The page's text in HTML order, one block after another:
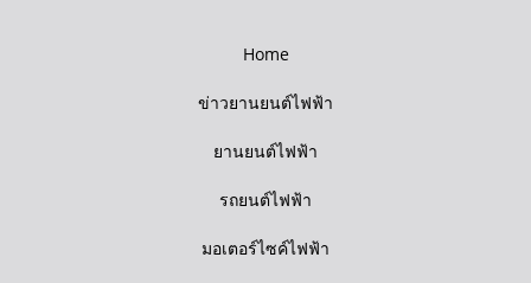
Home
ข่าวยานยนต์ไฟฟ้า
ยานยนต์ไฟฟ้า
รถยนต์ไฟฟ้า
มอเตอร์ไซค์ไฟฟ้า